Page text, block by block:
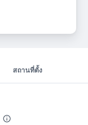
สถานที่ตั้ง